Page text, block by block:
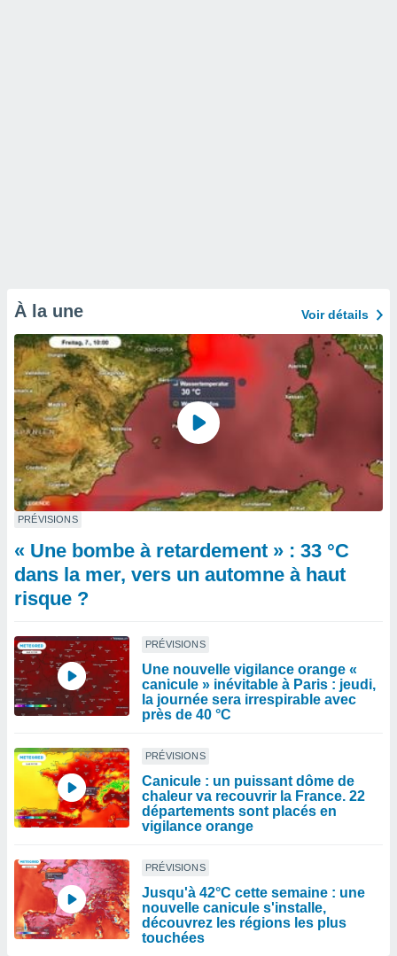
À la une Voir détails
PRÉVISIONS
« Une bombe à retardement » : 33 °C
dans la mer, vers un automne à haut
risque ?
PRÉVISIONS
Une nouvelle vigilance orange «
canicule » inévitable à Paris : jeudi,
la journée sera irrespirable avec
près de 40 °C
PRÉVISIONS
Canicule : un puissant dôme de
chaleur va recouvrir la France. 22
départements sont placés en
vigilance orange
PRÉVISIONS
Jusqu'à 42°C cette semaine : une
nouvelle canicule s'installe,
découvrez les régions les plus
touchées